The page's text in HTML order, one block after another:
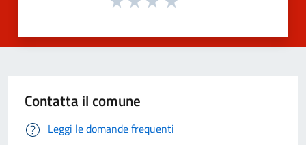
Contatta il comune
Leggi le domande frequenti